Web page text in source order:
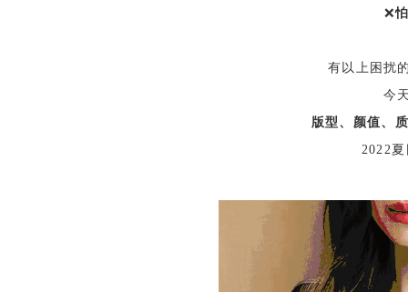
❌
有以上困扰
今
版型、颜值、
2022